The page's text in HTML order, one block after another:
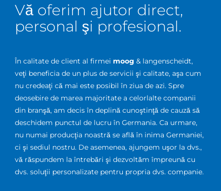
Vă oferim ajutor direct,
personal şi profesional.
În calitate de client al firmei moog & langenscheidt,
veţi beneficia de un plus de servicii şi calitate, aşa cum
nu credeaţi că mai este posibil în ziua de azi. Spre
deosebire de marea majoritate a celorlalte companii
din branşă, am decis în deplină cunoştinţă de cauză să
deschidem punctul de lucru în Germania. Ca urmare,
nu numai producţia noastră se află în inima Germaniei,
ci şi sediul nostru. De asemenea, ajungem uşor la dvs.,
vă răspundem la întrebări şi dezvoltăm împreună cu
dvs. soluţii personalizate pentru propria dvs. companie.